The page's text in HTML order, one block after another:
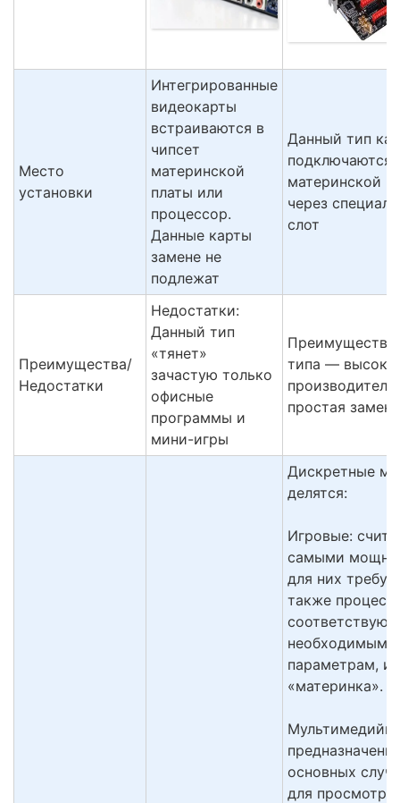
Место
установки
Интегрированные
видеокарты
встраиваются в
чипсет
материнской
платы или
процессор.
Данные карты
замене не
подлежат
Данный тип
подключаются
материнской
через
слот
Преимущества/
Недостатки
Недостатки:
Данный тип
«тянет»
зачастую только
офисные
программы и
мини-игры
Преимущество
типа —
простая замена
Дискретные
делятся:
Игровые:
самыми
для них
также
необходимым
параметрам, и
«материнка».
основных
для просмотра